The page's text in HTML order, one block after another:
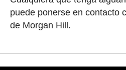
puede ponerse en contacto
de Morgan Hill.